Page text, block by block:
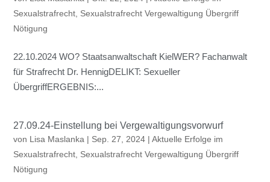
Sexualstrafrecht Sexualstrafrecht Vergewaltigung Übergriff
Nötigung
22.10.2024 WO? Staatsanwaltschaft KielWER? Fachanwalt
für Strafrecht Dr. HennigDELIKT: Sexueller
ÜbergriffERGEBNIS:...
27.09.24-Einstellung bei Vergewaltigungsvorwurf
von Lisa Maslanka | Sep. 27, 2024 |Aktuelle Erfolge im
Sexualstrafrecht Sexualstrafrecht Vergewaltigung Übergriff
Nötigung